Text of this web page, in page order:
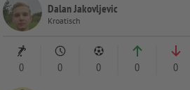
Dalan Jakovljevic
Kroatisch
0 0 0 0 0